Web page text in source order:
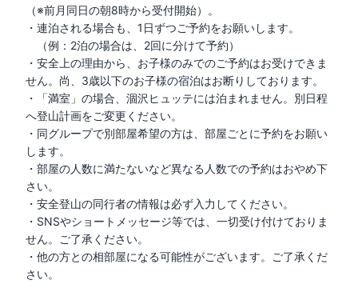
（※前月同日の朝8時から受付開始）。
・連泊される場合も、1日ずつご予約をお願いします。
（例：2泊の場合は、2回に分けて予約）
・安全上の理由から、お子様のみでのご予約はお受けできま
せん。尚、3歳以下のお子様の宿泊はお断りしております。
・「満室」の場合、涸沢ヒュッテには泊まれません。別日程
へ登山計画をご変更ください。
・同グループで別部屋希望の方は、部屋ごとに予約をお願い
します。
・部屋の人数に満たないなど異なる人数での予約はおやめ下
さい。
・安全登山の同行者の情報は必ず入力してください。
・SNSやショートメッセージ等では、一切受け付けておりま
せん。ご了承ください。
・他の方との相部屋になる可能性がございます。ご了承くだ
さい。